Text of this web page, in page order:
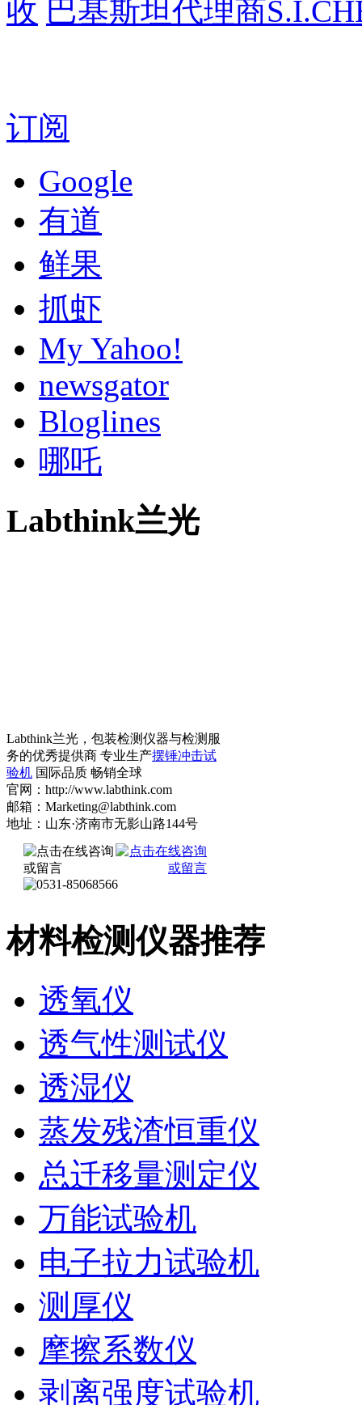
收 巴基斯坦代理商
订阅
Google
有道
鲜果
抓虾
My Yahoo!
newsgator
Bloglines
哪吒
Labthink兰光
Labthink兰光，包装检测仪器与检测服
务的优秀提供商 专业生产摆锤冲击试
验机 国际品质 畅销全球
官网：http://www.labthink.com
邮箱：Marketing@labthink.com
地址：山东·济南市无影山路144号
材料检测仪器推荐
透氧仪
透气性测试仪
透湿仪
蒸发残渣恒重仪
总迁移量测定仪
万能试验机
电子拉力试验机
测厚仪
摩擦系数仪
剥离强度试验机